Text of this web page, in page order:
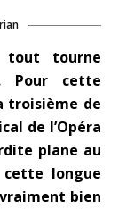
tout tourne
Pour cette
troisième de
de l’Opéra
plane au
longue
bien